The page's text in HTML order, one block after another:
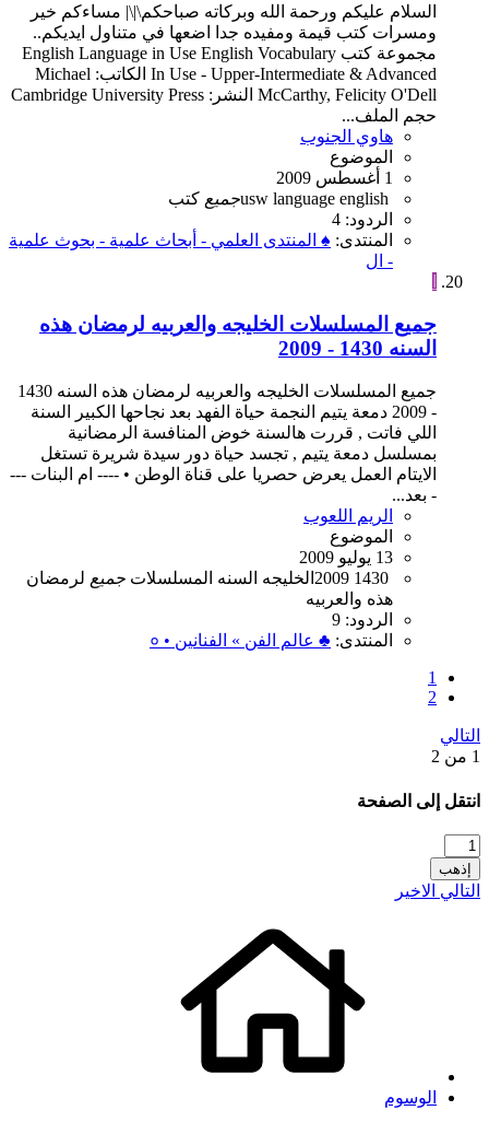
السلام عليكم ورحمة الله وبركاته صباحكم\|\| مساءكم خير
ومسرات كتب قيمة ومفيده جدا اضعها في متناول ايديكم..
مجموعة كتب English Language in Use English Vocabulary
In Use - Upper-Intermediate & Advanced الكاتب: Michael
McCarthy, Felicity O'Dell النشر: Cambridge University Press
حجم الملف...
هاوي الجنوب
الموضوع
1 أغسطس 2009
english
language
uswجميع كتب
الردود: 4
المنتدى: ♠ المنتدى العلمي - أبحاث علمية - بحوث علمية
- ال
جميع المسلسلات الخليجه والعربيه لرمضان هذه
السنه 1430 - 2009
جميع المسلسلات الخليجه والعربيه لرمضان هذه السنه 1430
- 2009 دمعة يتيم النجمة حياة الفهد بعد نجاحها الكبير السنة
اللي فاتت , قررت هالسنة خوض المنافسة الرمضانية
بمسلسل دمعة يتيم , تجسد حياة دور سيدة شريرة تستغل
الايتام العمل يعرض حصريا على قناة الوطن • ---- ام البنات ---
- بعد...
الريم اللعوب
الموضوع
13 يوليو 2009
1430
2009 الخليجه السنه المسلسلات جميع لرمضان
هذه والعربيه
الردود: 9
المنتدى: ♣ عالم الفن » الفنانين • ०
1
2
التالي
1 من 2
انتقل إلى الصفحة
إذهب
التالي الاخير
الوسوم